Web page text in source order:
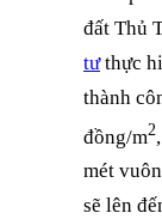
đất Thủ
tưthực
thành
đồng/m2
mét
sẽ lên